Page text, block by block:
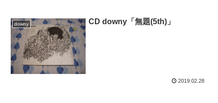
downy CD downy「無題(5th)」
2019.02.28